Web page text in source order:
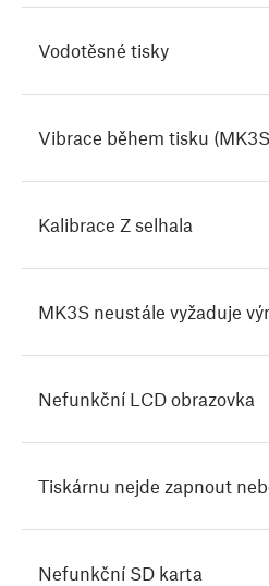
Vodotěsné tisky
Vibrace během tisku
Kalibrace Z selhala
MK3S neustále vyžaduje
Nefunkční LCD obrazovka
Tiskárnu nejde zapnout
Nefunkční SD karta